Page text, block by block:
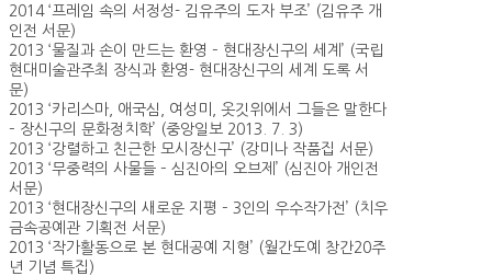
2014 ‘프레임 속의 서정성- 김유주의 도자 부조’ (김유주 개
인전 서문)
2013 ‘물질과 손이 만드는 환영 – 현대장신구의 세계’ (국립
현대미술관주최 장식과 환영- 현대장신구의 세계 도록 서
문)
2013 ‘카리스마, 애국심, 여성미, 옷깃위에서 그들은 말한다
– 장신구의 문화정치학’ (중앙일보 2013. 7. 3)
2013 ‘강렬하고 친근한 모시장신구’ (강미나 작품집 서문)
2013 ‘무중력의 사물들 – 심진아의 오브제’ (심진아 개인전
서문)
2013 ‘현대장신구의 새로운 지평 – 3인의 우수작가전’ (치우
금속공예관 기획전 서문)
2013 ‘작가활동으로 본 현대공예 지형’ (월간도예 창간20주
년 기념 특집)